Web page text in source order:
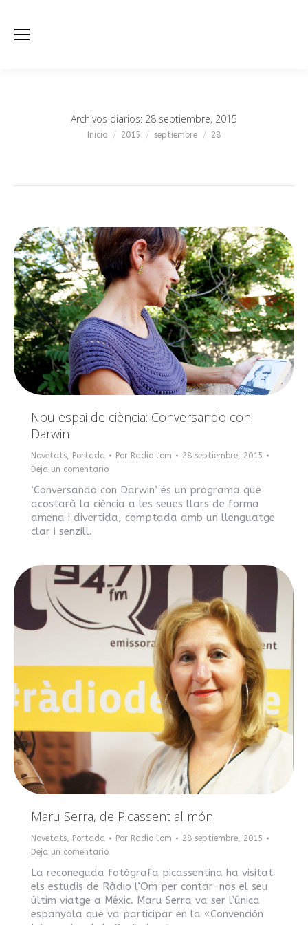
Archivos diarios: 28 septiembre, 2015
Estás aquí:
Inicio 2015 septiembre 28
Nou espai de ciència: Conversando con
Darwin
Novetats Portada Por Radio l'om
28 septiembre, 2015
Deja un comentario
‘Conversando con Darwin’ és un programa que
acostarà la ciència a les seues llars de forma
amena i divertida, comptada amb un llenguatge
clar i senzill.
Maru Serra, de Picassent al món
Novetats Portada Por Radio l'om
28 septiembre, 2015
Deja un comentario
La reconeguda fotògrafa picassentina ha visitat
els estudis de Ràdio l’Om per contar-nos el seu
últim viatge a Méxic. Maru Serra va ser l’única
espanyola que va participar en la «Convención